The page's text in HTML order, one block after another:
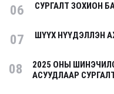
06 СУРГАЛТ ЗОХИОН
07 ШҮҮХ НҮҮДЭЛЛЭН
08
2025 ОНЫ
АСУУДЛААР